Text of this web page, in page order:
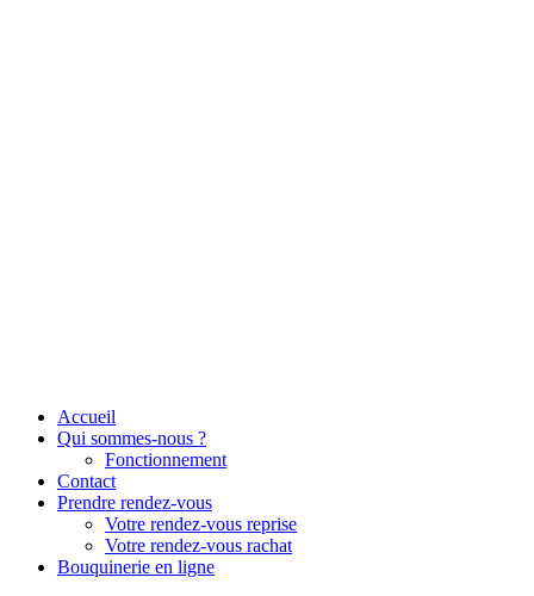
Accueil
Qui sommes-nous ?
Fonctionnement
Contact
Prendre rendez-vous
Votre rendez-vous reprise
Votre rendez-vous rachat
Bouquinerie en ligne